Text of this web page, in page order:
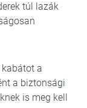
túl lazák
kabátot a
a biztonsági
is meg kell